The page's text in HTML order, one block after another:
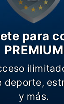
para
PREMIUM
deporte,
y más.